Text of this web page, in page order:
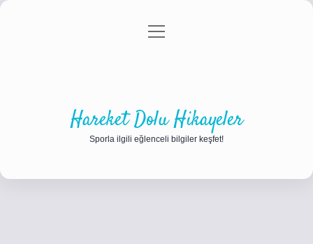
Gizlilik Politikası
menüyü
Hareket Dolu Hikayeler
Sporla ilgili eğlenceli bilgiler keşfet!